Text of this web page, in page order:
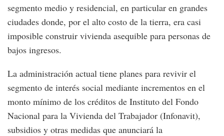
segmento medio y residencial, en particular en grandes
ciudades donde, por el alto costo de la tierra, era casi
imposible construir vivienda asequible para personas de
bajos ingresos.
La administración actual tiene planes para revivir el
segmento de interés social mediante incrementos en el
monto mínimo de los créditos de Instituto del Fondo
Nacional para la Vivienda del Trabajador (Infonavit),
subsidios y otras medidas que anunciará la